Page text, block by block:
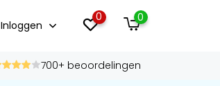
Inloggen
0 0
700+ beoordelingen